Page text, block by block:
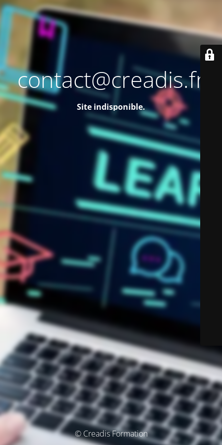
contact@creadis.fr
Site indisponible.
© Creadis Formation